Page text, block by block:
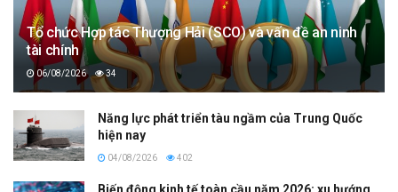
Tổ chức Hợp tác Thượng Hải (SCO) và vấn đề an ninh
tài chính
06/08/2026 34
Năng lực phát triển tàu ngầm của Trung Quốc
hiện nay
04/08/2026 402